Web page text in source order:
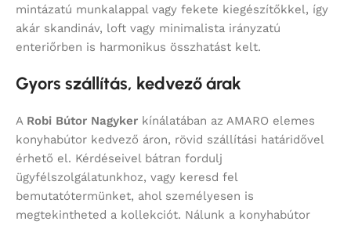
mintázatú munkalappal vagy fekete kiegészítőkkel, így
akár skandináv, loft vagy minimalista irányzatú
enteriőrben is harmonikus összhatást kelt.
Gyors szállítás, kedvező árak
A Robi Bútor Nagyker kínálatában az AMARO elemes
konyhabútor kedvező áron, rövid szállítási határidővel
érhető el. Kérdéseivel bátran fordulj
ügyfélszolgálatunkhoz, vagy keresd fel
bemutatótermünket, ahol személyesen is
megtekintheted a kollekciót. Nálunk a konyhabútor